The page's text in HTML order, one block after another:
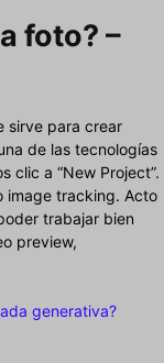
foto? –
sirve para crear
de las tecnologías
clic a “New Project”.
image tracking. Acto
trabajar bien
preview,
generativa?